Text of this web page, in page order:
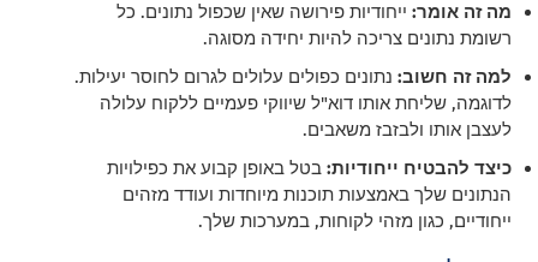
מה זה אומר: ייחודיות פירושה שאין שכפול נתונים. כל
רשומת נתונים צריכה להיות יחידה מסוגה.
למה זה חשוב: נתונים כפולים עלולים לגרום לחוסר יעילות.
לדוגמה, שליחת אותו דוא"ל שיווקי פעמיים ללקוח עלולה
לעצבן אותו ולבזבז משאבים.
כיצד להבטיח ייחודיות:בטל באופן קבוע את כפילויות
הנתונים שלך באמצעות תוכנות מיוחדות ועודד מזהים
ייחודיים, כגון מזהי לקוחות, במערכות שלך.